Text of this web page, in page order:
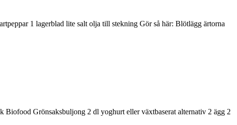
1 lagerblad lite salt olja till stekning Gör så här: Blötlägg ärtorna
Grönsaksbuljong 2 dl yoghurt eller växtbaserat alternativ 2 ägg 2